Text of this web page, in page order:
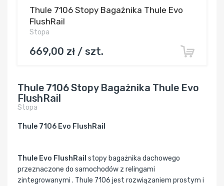
Thule 7106 Stopy Bagażnika Thule Evo
FlushRail
Stopa
669,00 zł / szt.
Thule 7106 Stopy Bagażnika Thule Evo
FlushRail
Stopa
Thule 7106 Evo FlushRail
Thule Evo FlushRail stopy bagażnika dachowego
przeznaczone do samochodów z relingami
zintegrowanymi . Thule 7106 jest rozwiązaniem prostym i